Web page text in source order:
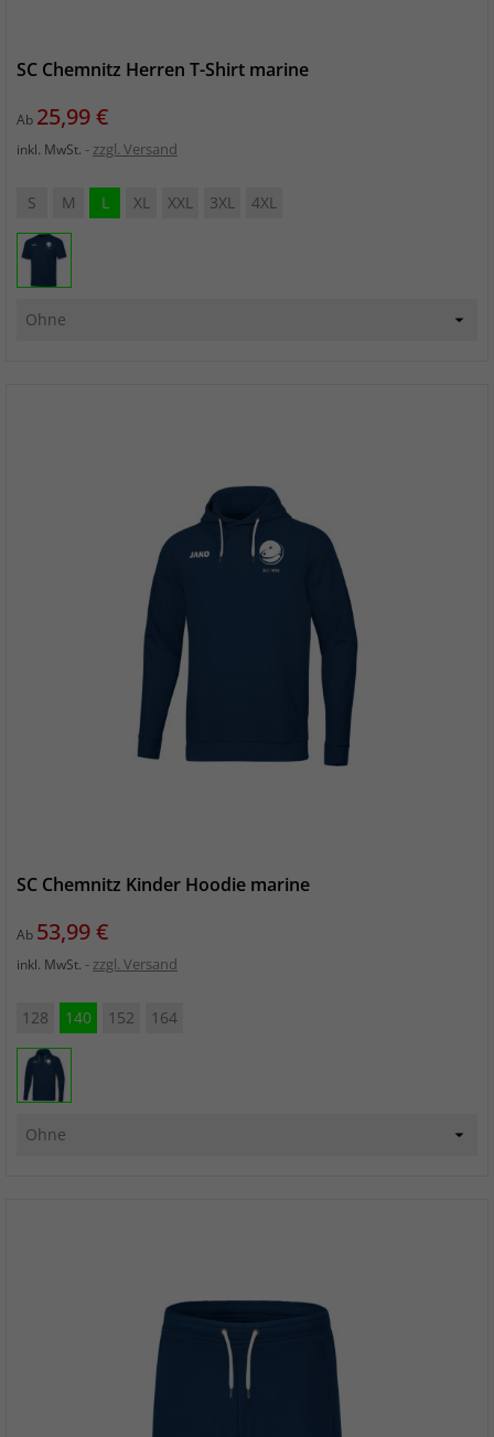
SC Chemnitz Herren T-Shirt marine
Ab Preis
25,99 €
inkl. MwSt. zzgl. Versand
S M L XL XXL 3XL 4XL
SC Chemnitz Kinder Hoodie marine
Ab Preis
53,99 €
inkl. MwSt. zzgl. Versand
128 140 152 164